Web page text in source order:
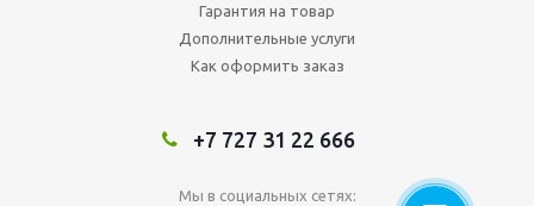
Гарантия на товар
Дополнительные услуги
Как оформить заказ
+7 727 31 22 666
Мы в социальных сетях: